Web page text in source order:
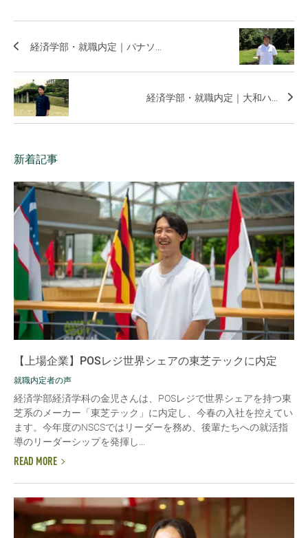
経済学部・就職内定｜パナソ...
経済学部・就職内定｜大和ハ...
新着記事
【上場企業】POSレジ世界シェアの東芝テックに内定
就職内定者の声
経済学部経済学科の金児さんは、POSレジで世界シェアを持つ東
芝系のメーカー「東芝テック」に内定し、今春の入社を控えてい
ます。今年度のNSCSではリーダーを務め、後輩たちへの就活指
導のリーダーシップを発揮し...
READ MORE